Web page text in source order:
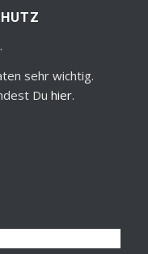
.
sehr wichtig.
Du hier.